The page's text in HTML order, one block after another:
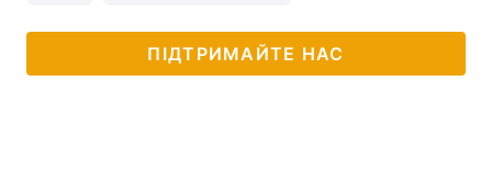
ПІДТРИМАЙТЕ НАС